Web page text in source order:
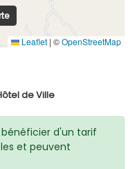
Leaflet | ©OpenStreetMap
de Ville
d'un tarif
et peuvent